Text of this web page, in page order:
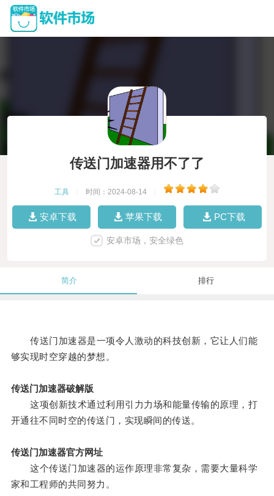
传送门加速器用不了了
工具 时间：2024-08-14
安卓下载 苹果下载 PC下载
安卓市场，安全绿色
简介 排行
传送门加速器是一项令人激动的科技创新，它让人们能
够实现时空穿越的梦想。
传送门加速器破解版
这项创新技术通过利用引力力场和能量传输的原理，打
开通往不同时空的传送门，实现瞬间的传送。
传送门加速器官方网址
这个传送门加速器的运作原理非常复杂，需要大量科学
家和工程师的共同努力。